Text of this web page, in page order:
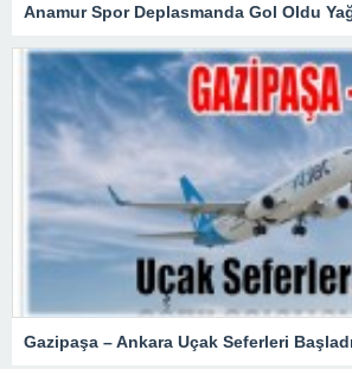
Anamur Spor Deplasmanda Gol Oldu
Gazipaşa – Ankara Uçak Seferleri Başladı